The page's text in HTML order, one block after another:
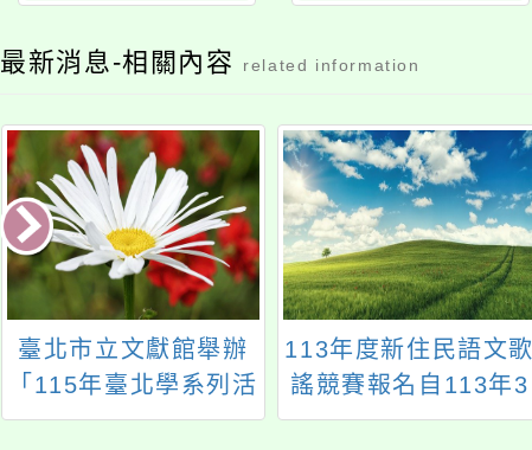
最新消息-相關內容 related information
臺北市立文獻館舉辦
「115年臺北學系列活
動—史蹟研習營」
113年度新住民語文歌
謠競賽報名自113年3
月8日(星期五)起